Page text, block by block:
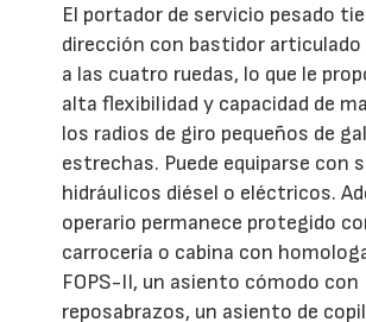
El portador de servicio pesado
dirección con bastidor
a las cuatro ruedas, lo que le
alta flexibilidad y capacidad de
los radios de giro pequeños de
estrechas. Puede equiparse con
hidráulicos diésel o eléctricos.
operario permanece protegido
carrocería o cabina con
FOPS-II, un asiento cómodo con
reposabrazos, un asiento de